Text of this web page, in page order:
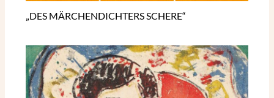
„DES MÄRCHENDICHTERS SCHERE“